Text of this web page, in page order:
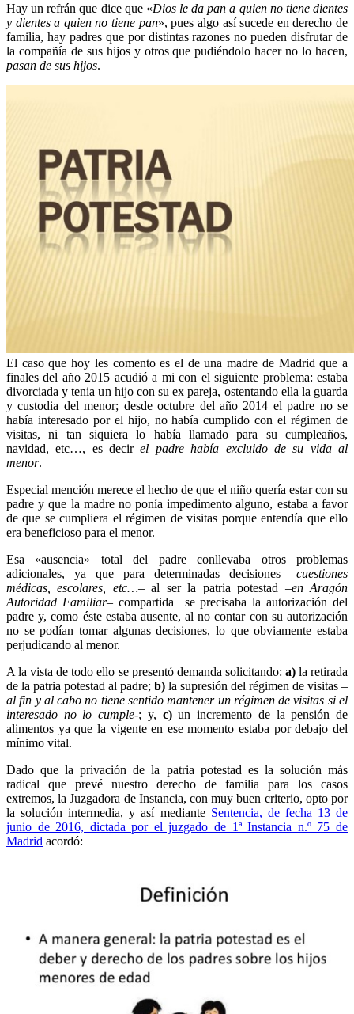
Hay un refrán que dice que «Dios le da pan a quien no tiene dientes
y dientes a quien no tiene pan», pues algo así sucede en derecho de
familia, hay padres que por distintas razones no pueden disfrutar de
la compañía de sus hijos y otros que pudiéndolo hacer no lo hacen,
pasan de sus hijos.
El caso que hoy les comento es el de una madre de Madrid que a
finales del año 2015 acudió a mi con el siguiente problema: estaba
divorciada y tenia un hijo con su ex pareja, ostentando ella la guarda
y custodia del menor; desde octubre del año 2014 el padre no se
había interesado por el hijo, no había cumplido con el régimen de
visitas, ni tan siquiera lo había llamado para su cumpleaños,
navidad, etc…, es decirel padre había excluido de su vida al
menor.
Especial mención merece el hecho de que el niño quería estar con su
padre y que la madre no ponía impedimento alguno, estaba a favor
de que se cumpliera el régimen de visitas porque entendía que ello
era beneficioso para el menor.
Esa «ausencia» total del padre conllevaba otros problemas
adicionales, ya que para determinadas decisiones –cuestiones
médicas, escolares, etc…– al ser la patria potestad –en Aragón
Autoridad Familiar– compartida se precisaba la autorización del
padre y, como éste estaba ausente, al no contar con su autorización
no se podían tomar algunas decisiones, lo que obviamente estaba
perjudicando al menor.
A la vista de todo ello se presentó demanda solicitando: a)la retirada
de la patria potestad al padre; b) la supresión del régimen de visitas –
al fin y al cabo no tiene sentido mantener un régimen de visitas si el
interesado no lo cumple-; y, c)un incremento de la pensión de
alimentos ya que la vigente en ese momento estaba por debajo del
mínimo vital.
Dado que la privación de la patria potestad es la solución más
radical que prevé nuestro derecho de familia para los casos
extremos, la Juzgadora de Instancia, con muy buen criterio, opto por
la solución intermedia, y así mediante Sentencia, de fecha 13 de
junio de 2016, dictada por el juzgado de 1ª Instancia n.º 75 de
Madrid acordó: